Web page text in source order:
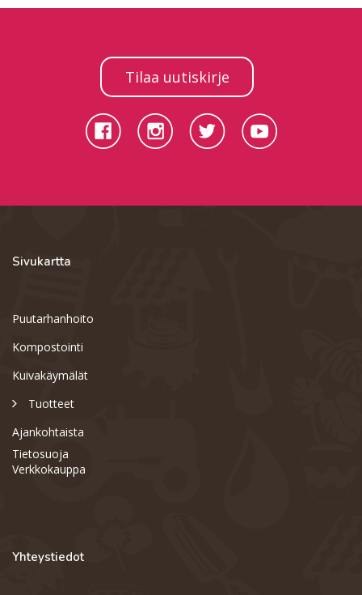
Tilaa uutiskirje
Sivukartta
Puutarhanhoito
Kompostointi
Kuivakäymälät
Tuotteet
Ajankohtaista
Tietosuoja
Verkkokauppa
Yhteystiedot